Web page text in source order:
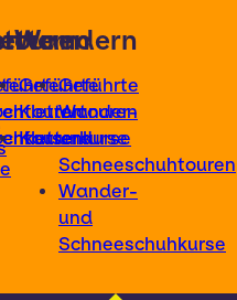
Geführte
Klettertouren
Kletterkurse
Wandern
Geführte
Wander-
und
Schneeschuhtouren
Wander-
und
Schneeschuhkurse